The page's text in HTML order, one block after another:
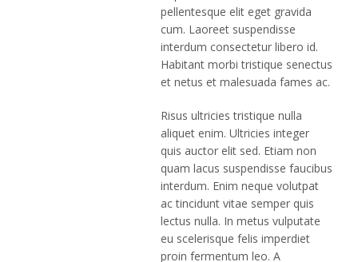
pellentesque elit eget gravida
cum. Laoreet suspendisse
interdum consectetur libero id.
Habitant morbi tristique senectus
et netus et malesuada fames ac.
Risus ultricies tristique nulla
aliquet enim. Ultricies integer
quis auctor elit sed. Etiam non
quam lacus suspendisse faucibus
interdum. Enim neque volutpat
ac tincidunt vitae semper quis
lectus nulla. In metus vulputate
eu scelerisque felis imperdiet
proin fermentum leo. A